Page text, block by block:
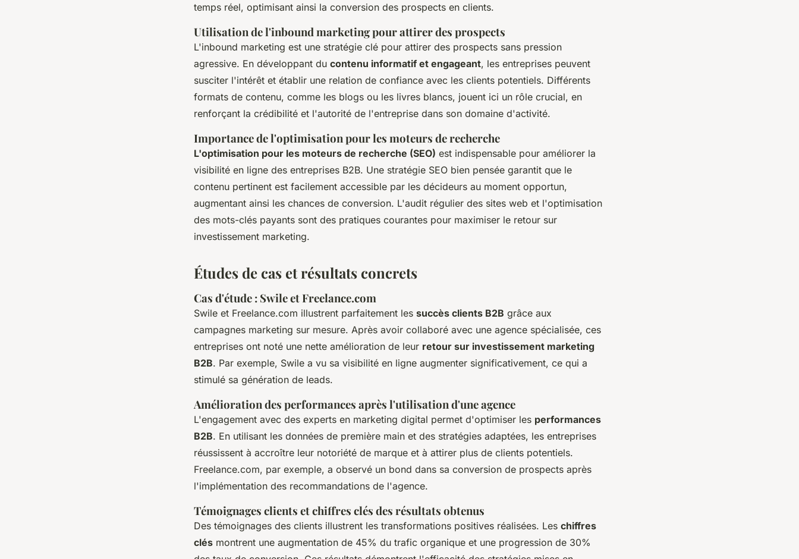
temps réel, optimisant ainsi la conversion des prospects en clients.
Utilisation de l'inbound marketing pour attirer des prospects
L'inbound marketing est une stratégie clé pour attirer des prospects sans pression
agressive. En développant du contenu informatif et engageant, les entreprises peuvent
susciter l'intérêt et établir une relation de confiance avec les clients potentiels. Différents
formats de contenu, comme les blogs ou les livres blancs, jouent ici un rôle crucial, en
renforçant la crédibilité et l'autorité de l'entreprise dans son domaine d'activité.
Importance de l'optimisation pour les moteurs de recherche
L'optimisation pour les moteurs de recherche (SEO) est indispensable pour améliorer la
visibilité en ligne des entreprises B2B. Une stratégie SEO bien pensée garantit que le
contenu pertinent est facilement accessible par les décideurs au moment opportun,
augmentant ainsi les chances de conversion. L'audit régulier des sites web et l'optimisation
des mots-clés payants sont des pratiques courantes pour maximiser le retour sur
investissement marketing.
Études de cas et résultats concrets
Cas d'étude : Swile et Freelance.com
Swile et Freelance.com illustrent parfaitement les succès clients B2B grâce aux
campagnes marketing sur mesure. Après avoir collaboré avec une agence spécialisée, ces
entreprises ont noté une nette amélioration de leur retour sur investissement marketing
B2B. Par exemple, Swile a vu sa visibilité en ligne augmenter significativement, ce qui a
stimulé sa génération de leads.
Amélioration des performances après l'utilisation d'une agence
L'engagement avec des experts en marketing digital permet d'optimiser les performances
B2B. En utilisant les données de première main et des stratégies adaptées, les entreprises
réussissent à accroître leur notoriété de marque et à attirer plus de clients potentiels.
Freelance.com, par exemple, a observé un bond dans sa conversion de prospects après
l'implémentation des recommandations de l'agence.
Témoignages clients et chiffres clés des résultats obtenus
Des témoignages des clients illustrent les transformations positives réalisées. Les chiffres
clés montrent une augmentation de 45% du trafic organique et une progression de 30%